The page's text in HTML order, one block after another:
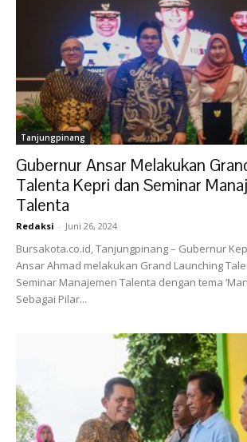
Tanjungpinang
Gubernur Ansar Melakukan
Talenta Kepri dan Seminar
Talenta
Redaksi - Juni 26, 2024
Bursakota.co.id, Tanjungpinang – Gubernur
Ansar Ahmad melakukan Grand Launching
Seminar Manajemen Talenta dengan tema
Sebagai Pilar...